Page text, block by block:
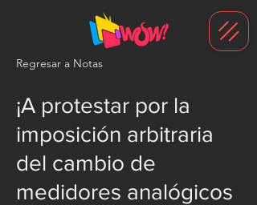
Regresar a Notas
¡A protestar por la
imposición arbitraria
del cambio de
medidores analógicos